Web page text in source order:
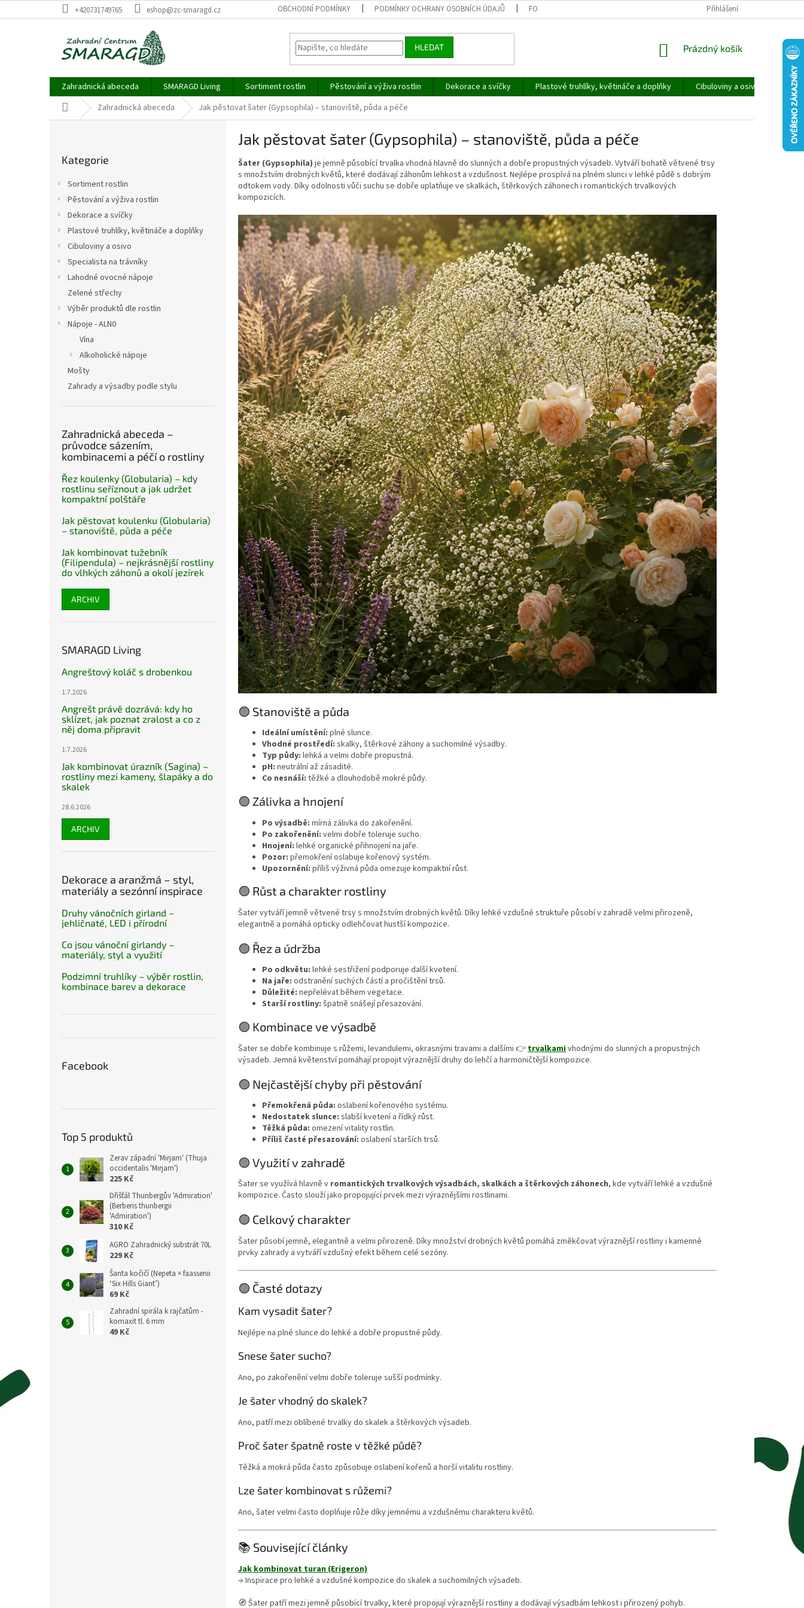
na
+420731749765 eshop@zc-smaragd.cz OBCHODNÍ PODMÍNKY PODMÍNKY OCHRANY OSOBNÍCH ÚDAJŮ FORMULÁŘ PRO UPLATNĚNÍ REKLAMACE REKLAMAČNÍ ŘÁD
Přihlášení
HLEDAT
NÁKUPNÍ
Prázdný košík
Zahradnická abeceda SMARAGD Living Sortiment rostlin Pěstování a výživa rostlin Dekorace a svíčky Plastové truhlíky, květináče a doplňky Cibuloviny a osivo
Domů Zahradnická abeceda Jak pěstovat šater (Gypsophila) – stanoviště, půda a péče
kategorie
Kategorie
Sortiment rostlin
Pěstování a výživa rostlin
Dekorace a svíčky
Plastové truhlíky, květináče a doplňky
Cibuloviny a osivo
Specialista na trávníky
Lahodné ovocné nápoje
Zelené střechy
Výběr produktů dle rostlin
Nápoje - ALN0
Vína
Alkoholické nápoje
Mošty
Zahrady a výsadby podle stylu
Zahradnická abeceda –
průvodce sázením,
kombinacemi a péčí o rostliny
Řez koulenky (Globularia) – kdy
rostlinu seříznout a jak udržet
kompaktní polštáře
Jak pěstovat koulenku (Globularia)
– stanoviště, půda a péče
Jak kombinovat tužebník
(Filipendula) – nejkrásnější rostliny
do vlhkých záhonů a okolí jezírek
ARCHIV
SMARAGD Living
Angreštový koláč s drobenkou
1.7.2026
Angrešt právě dozrává: kdy ho
sklízet, jak poznat zralost a co z
něj doma připravit
1.7.2026
Jak kombinovat úrazník (Sagina) –
rostliny mezi kameny, šlapáky a do
skalek
28.6.2026
ARCHIV
Dekorace a aranžmá – styl,
materiály a sezónní inspirace
Druhy vánočních girland –
jehličnaté, LED i přírodní
Co jsou vánoční girlandy –
materiály, styl a využití
Podzimní truhlíky – výběr rostlin,
kombinace barev a dekorace
Facebook
Top 5 produktů
Zerav západní 'Mirjam' (Thuja
occidentalis 'Mirjam')
225 Kč
Dřišťál Thunbergův 'Admiration'
(Berberis thunbergii
'Admiration')
310 Kč
AGRO Zahradnický substrát 70L
229 Kč
Šanta kočičí (Nepeta × faassenii
‘Six Hills Giant’)
69 Kč
Zahradní spirála k rajčatům -
komaxit tl. 6 mm
49 Kč
Jak pěstovat šater (Gypsophila) – stanoviště, půda a péče
Šater (Gypsophila) je jemně působící trvalka vhodná hlavně do slunných a dobře propustných výsadeb. Vytváří bohatě větvené trsy
s množstvím drobných květů, které dodávají záhonům lehkost a vzdušnost. Nejlépe prospívá na plném slunci v lehké půdě s dobrým
odtokem vody. Díky odolnosti vůči suchu se dobře uplatňuje ve skalkách, štěrkových záhonech i romantických trvalkových
kompozicích.
🟢 Stanoviště a půda
Ideální umístění: plné slunce.
Vhodné prostředí: skalky, štěrkové záhony a suchomilné výsadby.
Typ půdy: lehká a velmi dobře propustná.
pH: neutrální až zásadité.
Co nesnáší: těžké a dlouhodobě mokré půdy.
🟢 Zálivka a hnojení
Po výsadbě: mírná zálivka do zakořenění.
Po zakořenění: velmi dobře toleruje sucho.
Hnojení: lehké organické přihnojení na jaře.
Pozor: přemokření oslabuje kořenový systém.
Upozornění: příliš výživná půda omezuje kompaktní růst.
🟢 Růst a charakter rostliny
Šater vytváří jemně větvené trsy s množstvím drobných květů. Díky lehké vzdušné struktuře působí v zahradě velmi přirozeně,
elegantně a pomáhá opticky odlehčovat hustší kompozice.
🟢 Řez a údržba
Po odkvětu: lehké sestřižení podporuje další kvetení.
Na jaře: odstranění suchých částí a pročištění trsů.
Důležité: nepřelévat během vegetace.
Starší rostliny: špatně snášejí přesazování.
🟢 Kombinace ve výsadbě
Šater se dobře kombinuje s růžemi, levandulemi, okrasnými travami a dalšími 👉 trvalkamivhodnými do slunných a propustných
výsadeb. Jemná květenství pomáhají propojit výraznější druhy do lehčí a harmoničtější kompozice.
🟢 Nejčastější chyby při pěstování
Přemokřená půda: oslabení kořenového systému.
Nedostatek slunce: slabší kvetení a řídký růst.
Těžká půda: omezení vitality rostlin.
Příliš časté přesazování: oslabení starších trsů.
🟢 Využití v zahradě
Šater se využívá hlavně v romantických trvalkových výsadbách, skalkách a štěrkových záhonech, kde vytváří lehké a vzdušné
kompozice. Často slouží jako propojující prvek mezi výraznějšími rostlinami.
🟢 Celkový charakter
Šater působí jemně, elegantně a velmi přirozeně. Díky množství drobných květů pomáhá změkčovat výraznější rostliny i kamenné
prvky zahrady a vytváří vzdušný efekt během celé sezóny.
🟢 Časté dotazy
Kam vysadit šater?
Nejlépe na plné slunce do lehké a dobře propustné půdy.
Snese šater sucho?
Ano, po zakořenění velmi dobře toleruje sušší podmínky.
Je šater vhodný do skalek?
Ano, patří mezi oblíbené trvalky do skalek a štěrkových výsadeb.
Proč šater špatně roste v těžké půdě?
Těžká a mokrá půda často způsobuje oslabení kořenů a horší vitalitu rostliny.
Lze šater kombinovat s růžemi?
Ano, šater velmi často doplňuje růže díky jemnému a vzdušnému charakteru květů.
📚 Související články
Jak kombinovat turan (Erigeron)
→ Inspirace pro lehké a vzdušné kompozice do skalek a suchomilných výsadeb.
🧭 Šater patří mezi jemně působící trvalky, které propojují výraznější rostliny a dodávají výsadbám lehkost i přirozený pohyb.